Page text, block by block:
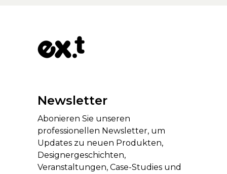
Newsletter
Abonieren Sie unseren
professionellen Newsletter, um
Updates zu neuen Produkten,
Designergeschichten,
Veranstaltungen, Case-Studies und